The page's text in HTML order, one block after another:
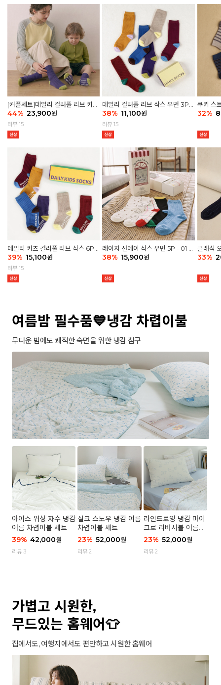
[커플세트]데일리 컬러풀 리브 키즈
6P & 우먼3P 삭스세트
44% 23,900원
리뷰 15
데일리 컬러풀 리브 삭스 우먼 3P
세트
38% 11,100원
리뷰 15
데일리 키즈 컬러풀 리브 삭스 6P -
03 세트
39% 15,100원
리뷰 15
레이지 선데이 삭스 우먼 5P - 01 G
athering
38% 15,900원
쿠키 스
32%
클래식
세트
33%
여름밤 필수품💙냉감 차렵이불
무더운 밤에도 쾌적한 숙면을 위한 냉감 침구
아이스 워싱 자수 냉감
여름 차렵이불 세트
39% 42,000원
리뷰 3
실크 스노우 냉감 여름
차렵이불 세트
23% 52,000원
리뷰 2
라인드로잉 냉감 마이
크로 리버시블 여름이
불 세트
23% 52,000원
리뷰 2
가볍고 시원한,
무드있는 홈웨어👕
집에서도, 여행지에서도 편안하고 시원한 홈웨어